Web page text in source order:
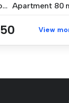
2 Bedrooms Apartment 80
View